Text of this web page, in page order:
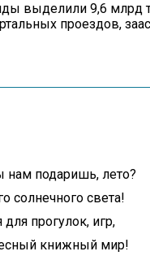
выделили 9,6
проездов,
нам подаришь, лето?
солнечного света!
для прогулок, игр,
книжный мир!